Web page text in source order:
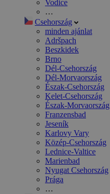
Vodice
…
Csehország
minden ajánlat
Adršpach
Beszkidek
Brno
Dél-Csehország
Dél-Morvaország
Észak-Csehország
Kelet-Csehország
Észak-Morvaország
Franzensbad
Jeseník
Karlovy Vary
Közép-Csehország
Lednice-Valtice
Marienbad
Nyugat Csehország
Prága
…